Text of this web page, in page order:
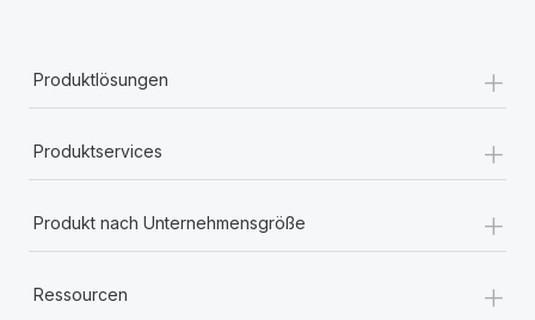
Produktlösungen +
Produktservices +
Produkt nach Unternehmensgröße +
Ressourcen +